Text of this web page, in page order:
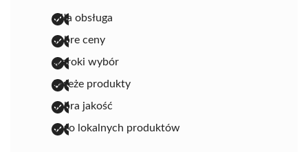
miła obsługa
dobre ceny
szeroki wybór
świeże produkty
dobra jakość
dużo lokalnych produktów